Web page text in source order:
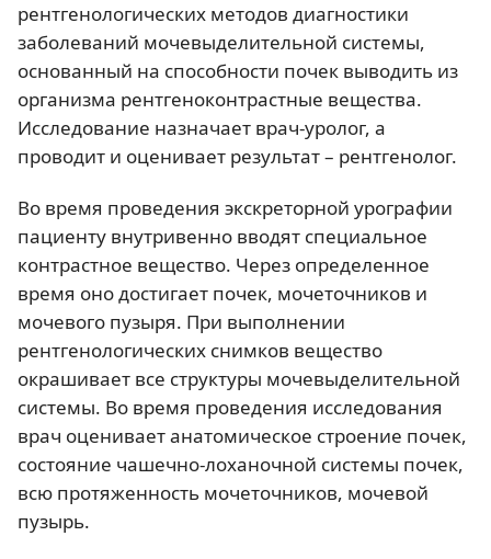
рентгенологических методов диагностики
заболеваний мочевыделительной системы,
основанный на способности почек выводить из
организма рентгеноконтрастные вещества.
Исследование назначает врач-уролог, а
проводит и оценивает результат – рентгенолог.
Во время проведения экскреторной урографии
пациенту внутривенно вводят специальное
контрастное вещество. Через определенное
время оно достигает почек, мочеточников и
мочевого пузыря. При выполнении
рентгенологических снимков вещество
окрашивает все структуры мочевыделительной
системы. Во время проведения исследования
врач оценивает анатомическое строение почек,
состояние чашечно-лоханочной системы почек,
всю протяженность мочеточников, мочевой
пузырь.